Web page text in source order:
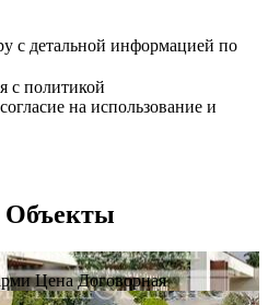
с детальной информацией по
с политикой
на использование и
Объекты
Цена Договорная